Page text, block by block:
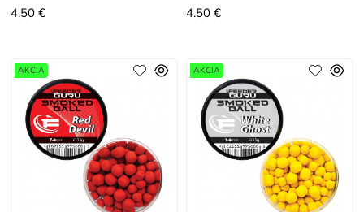
4.50 €
4.50 €
AKCIA AKCIA